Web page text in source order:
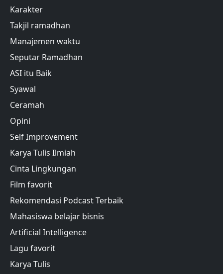
Karakter
Takjil ramadhan
Manajemen waktu
Seputar Ramadhan
ASI itu Baik
Syawal
Ceramah
Opini
Self Improvement
Karya Tulis Ilmiah
Cinta Lingkungan
Film favorit
Rekomendasi Podcast Terbaik
Mahasiswa belajar bisnis
Artificial Intelligence
Lagu favorit
Karya Tulis